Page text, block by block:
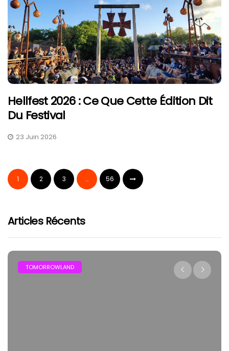
Hellfest 2026 : Ce Que Cette Édition Dit
Du Festival
23 Juin 2026
1 2 3 … 56
Articles Récents